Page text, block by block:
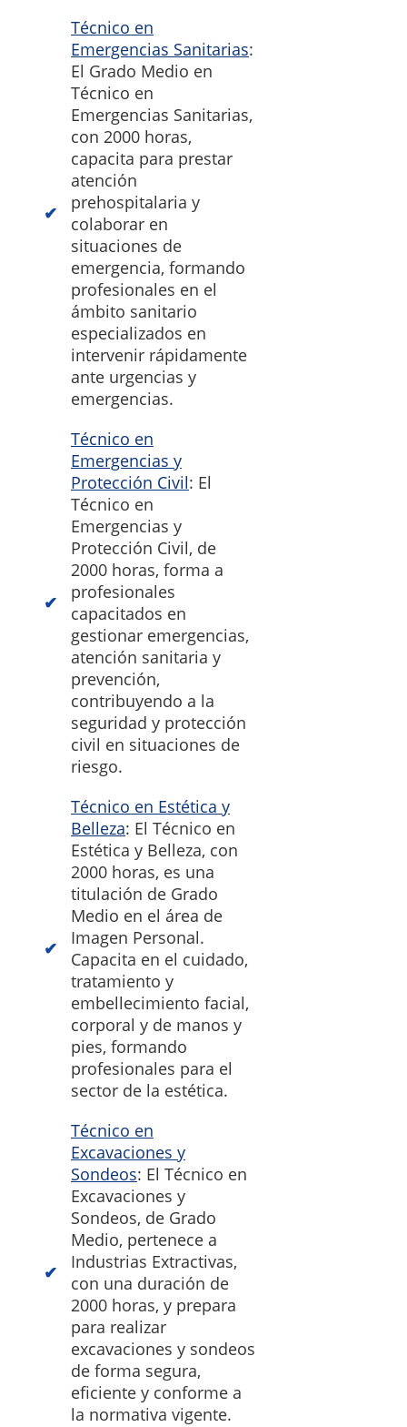
Técnico en
Emergencias Sanitarias:
El Grado Medio en
Técnico en
Emergencias Sanitarias,
con 2000 horas,
capacita para prestar
atención
prehospitalaria y
colaborar en
situaciones de
emergencia, formando
profesionales en el
ámbito sanitario
especializados en
intervenir rápidamente
ante urgencias y
emergencias.
Técnico en
Emergencias y
Protección Civil: El
Técnico en
Emergencias y
Protección Civil, de
2000 horas, forma a
profesionales
capacitados en
gestionar emergencias,
atención sanitaria y
prevención,
contribuyendo a la
seguridad y protección
civil en situaciones de
riesgo.
Técnico en Estética y
Belleza: El Técnico en
Estética y Belleza, con
2000 horas, es una
titulación de Grado
Medio en el área de
Imagen Personal.
Capacita en el cuidado,
tratamiento y
embellecimiento facial,
corporal y de manos y
pies, formando
profesionales para el
sector de la estética.
Técnico en
Excavaciones y
Sondeos: El Técnico en
Excavaciones y
Sondeos, de Grado
Medio, pertenece a
Industrias Extractivas,
con una duración de
2000 horas, y prepara
para realizar
excavaciones y sondeos
de forma segura,
eficiente y conforme a
la normativa vigente.